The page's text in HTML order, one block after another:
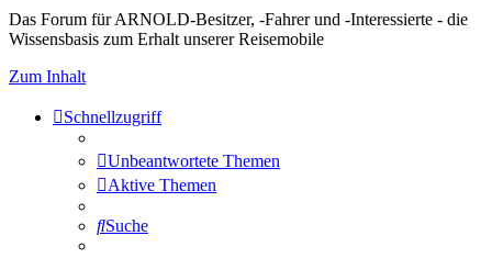
Das Forum für ARNOLD-Besitzer, -Fahrer und -Interessierte - die
Wissensbasis zum Erhalt unserer Reisemobile
Zum Inhalt
Schnellzugriff
Unbeantwortete Themen
Aktive Themen
Suche